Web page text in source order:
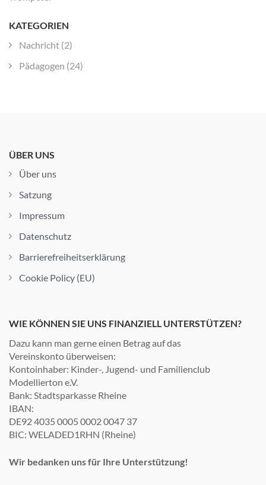
KATEGORIEN
Nachricht (2)
Pädagogen (24)
ÜBER UNS
Über uns
Satzung
Impressum
Datenschutz
Barrierefreiheitserklärung
Cookie Policy (EU)
WIE KÖNNEN SIE UNS FINANZIELL UNTERSTÜTZEN?
Dazu kann man gerne einen Betrag auf das
Vereinskonto überweisen:
Kontoinhaber: Kinder-, Jugend- und Familienclub
Modellierton e.V.
Bank: Stadtsparkasse Rheine
IBAN:
DE92 4035 0005 0002 0047 37
BIC: WELADED1RHN (Rheine)
Wir bedanken uns für Ihre Unterstützung!